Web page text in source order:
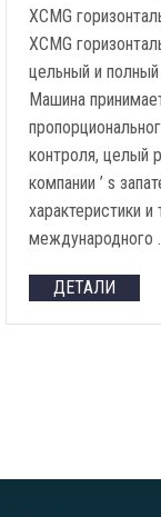
XCMG
XCMG
цельный и
Машина
контроля, целый
компании ’ s
характеристики и
международного
ДЕТАЛИ